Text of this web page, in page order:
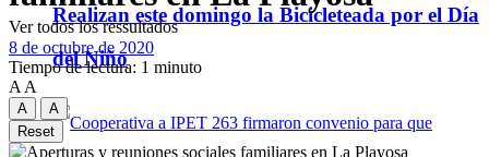
Realizan este domingo la Bicicleteada por el Día
del Niño
Ver todos los ressultados
8 de octubre de 2020
Tiempo de lectura: 1 minuto
A A
A
A
Reset